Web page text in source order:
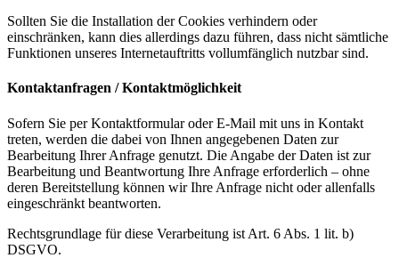
Sollten Sie die Installation der Cookies verhindern oder
einschränken, kann dies allerdings dazu führen, dass nicht sämtliche
Funktionen unseres Internetauftritts vollumfänglich nutzbar sind.
Kontaktanfragen / Kontaktmöglichkeit
Sofern Sie per Kontaktformular oder E-Mail mit uns in Kontakt
treten, werden die dabei von Ihnen angegebenen Daten zur
Bearbeitung Ihrer Anfrage genutzt. Die Angabe der Daten ist zur
Bearbeitung und Beantwortung Ihre Anfrage erforderlich – ohne
deren Bereitstellung können wir Ihre Anfrage nicht oder allenfalls
eingeschränkt beantworten.
Rechtsgrundlage für diese Verarbeitung ist Art. 6 Abs. 1 lit. b)
DSGVO.